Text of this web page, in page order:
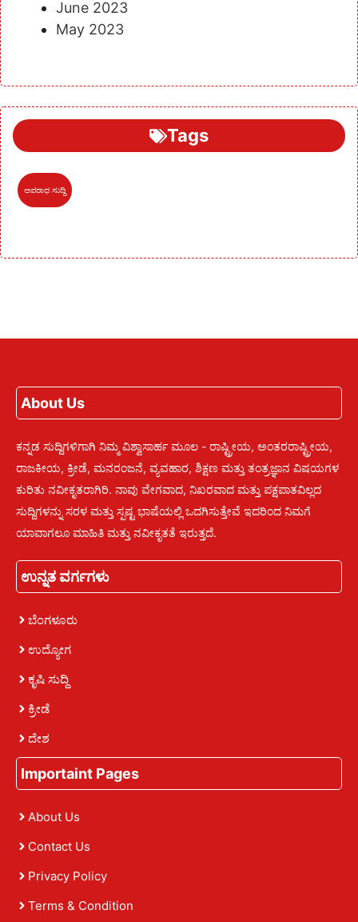
June 2023
May 2023
Tags
ಅಪರಾಧ ಸುದ್ದಿ
About Us
ಕನ್ನಡ ಸುದ್ದಿಗಳಿಗಾಗಿ ನಿಮ್ಮ ವಿಶ್ವಾಸಾರ್ಹ ಮೂಲ - ರಾಷ್ಟ್ರೀಯ, ಅಂತರರಾಷ್ಟ್ರೀಯ,
ರಾಜಕೀಯ, ಕ್ರೀಡೆ, ಮನರಂಜನೆ, ವ್ಯವಹಾರ, ಶಿಕ್ಷಣ ಮತ್ತು ತಂತ್ರಜ್ಞಾನ ವಿಷಯಗಳ
ಕುರಿತು ನವೀಕೃತರಾಗಿರಿ. ನಾವು ವೇಗವಾದ, ನಿಖರವಾದ ಮತ್ತು ಪಕ್ಷಪಾತವಿಲ್ಲದ
ಸುದ್ದಿಗಳನ್ನು ಸರಳ ಮತ್ತು ಸ್ಪಷ್ಟ ಭಾಷೆಯಲ್ಲಿ ಒದಗಿಸುತ್ತೇವೆ ಇದರಿಂದ ನಿಮಗೆ
ಯಾವಾಗಲೂ ಮಾಹಿತಿ ಮತ್ತು ನವೀಕೃತತೆ ಇರುತ್ತದೆ.
ಉನ್ನತ ವರ್ಗಗಳು
ಬೆಂಗಳೂರು
ಉದ್ಯೋಗ
ಕೃಷಿ ಸುದ್ದಿ
ಕ್ರೀಡೆ
ದೇಶ
Importaint Pages
About Us
Contact Us
Privacy Policy
Terms & Condition